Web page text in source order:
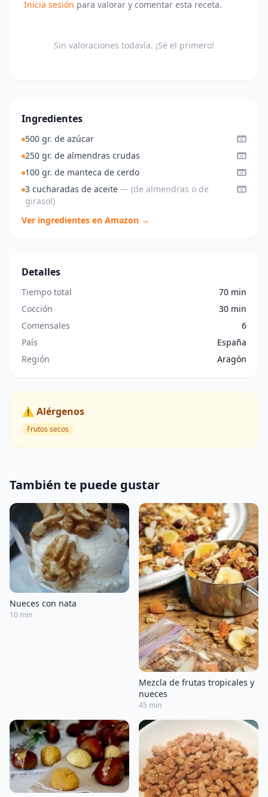
Inicia sesión para valorar y comentar esta receta.
Sin valoraciones todavía. ¡Sé el primero!
Ingredientes
500 gr. de azúcar
250 gr. de almendras crudas
100 gr. de manteca de cerdo
3 cucharadas de aceite — (de almendras o de
girasol)
Ver ingredientes en Amazon →
Detalles
Tiempo total
70 min
Cocción
30 min
Comensales
6
País
España
Región
Aragón
⚠️ Alérgenos
Frutos secos
También te puede gustar
Nueces con nata
10 min
Mezcla de frutas tropicales y
nueces
45 min